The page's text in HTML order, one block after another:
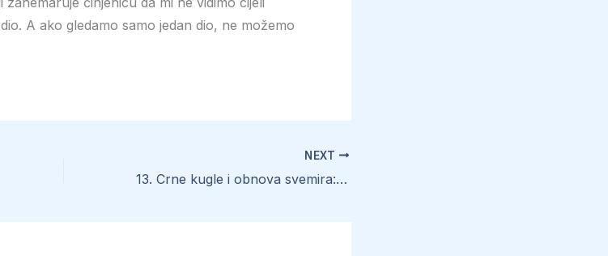
A ako gledamo samo jedan dio, ne možemo
NEXT
13. Crne kugle i obnova svemira: izvor vodika